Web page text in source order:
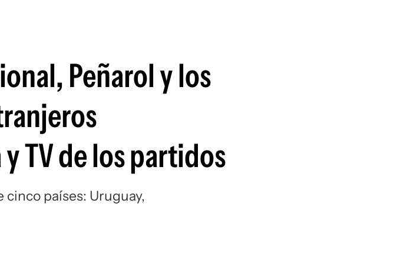
Peñarol y los
TV de los partidos
cinco países: Uruguay,